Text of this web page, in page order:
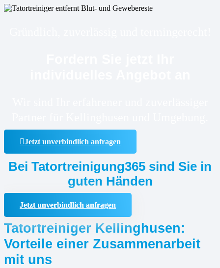
Jetzt unverbindlich anfragen
Bei Tatortreinigung365 sind Sie in
guten Händen
Jetzt unverbindlich anfragen
Tatortreiniger Kellinghusen:
Vorteile einer Zusammenarbeit
mit uns